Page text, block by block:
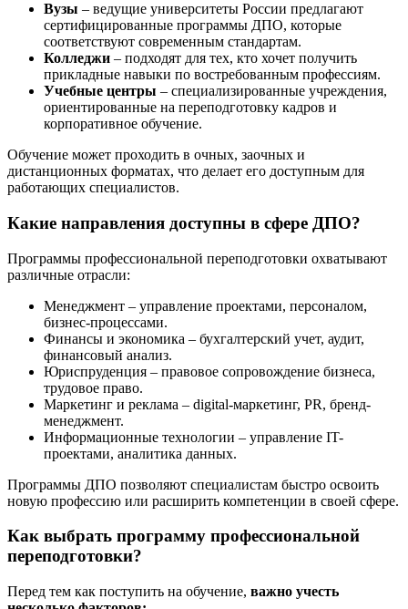
Вузы – ведущие университеты России предлагают
сертифицированные программы ДПО, которые
соответствуют современным стандартам.
Колледжи – подходят для тех, кто хочет получить
прикладные навыки по востребованным профессиям.
Учебные центры – специализированные учреждения,
ориентированные на переподготовку кадров и
корпоративное обучение.
Обучение может проходить в очных, заочных и
дистанционных форматах, что делает его доступным для
работающих специалистов.
Какие направления доступны в сфере ДПО?
Программы профессиональной переподготовки охватывают
различные отрасли:
Менеджмент – управление проектами, персоналом,
бизнес-процессами.
Финансы и экономика – бухгалтерский учет, аудит,
финансовый анализ.
Юриспруденция – правовое сопровождение бизнеса,
трудовое право.
Маркетинг и реклама – digital-маркетинг, PR, бренд-
менеджмент.
Информационные технологии – управление IT-
проектами, аналитика данных.
Программы ДПО позволяют специалистам быстро освоить
новую профессию или расширить компетенции в своей сфере.
Как выбрать программу профессиональной
переподготовки?
Перед тем как поступить на обучение, важно учесть